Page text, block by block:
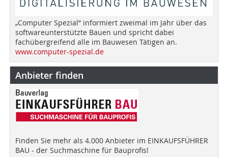
„Computer Spezial“ informiert zweimal im Jahr über das
softwareunterstützte Bauen und spricht dabei
fachübergreifend alle im Bauwesen Tätigen an.
www.computer-spezial.de
Anbieter finden
Finden Sie mehr als 4.000 Anbieter im EINKAUFSFÜHRER
BAU - der Suchmaschine für Bauprofis!